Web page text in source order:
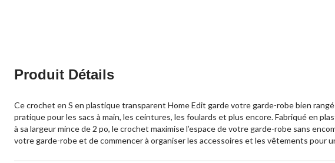
Produit Détails
Ce crochet en S en plastique transparent Home Edit garde votre garde-robe bien
pratique pour les sacs à main, les ceintures, les foulards et plus encore. Fabriqué en
à sa largeur mince de 2 po, le crochet maximise l’espace de votre garde-robe sans
votre garde-robe et de commencer à organiser les accessoires et les vêtements pour